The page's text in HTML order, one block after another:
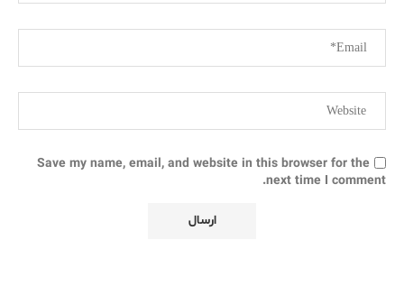
Save my name, email, and website in this browser for the
next time I comment.